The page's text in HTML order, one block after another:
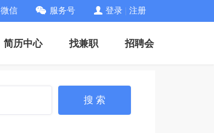
微信 服务号 登录 注册
简历中心 找兼职 招聘会
搜 索